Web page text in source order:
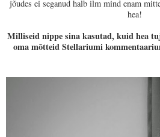
jõudes ei seganud halb ilm mind enam
hea!
Milliseid nippe sina kasutad, kuid hea
oma mõtteid Stellariumi